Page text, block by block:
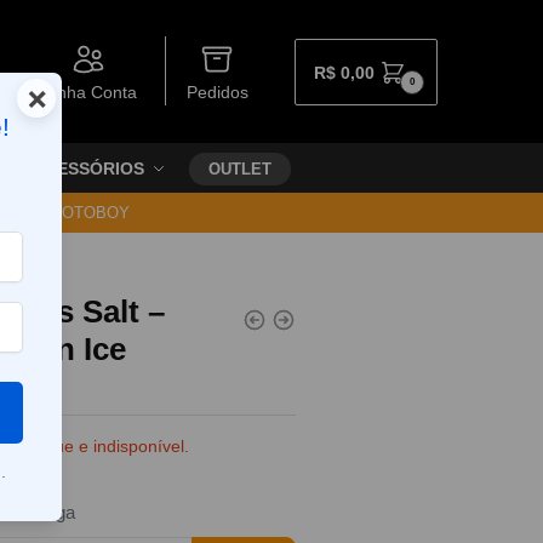
Minha Conta Pedidos
R$ 0,00 0
ACESSÓRIOS OUTLET
VIA MOTOBOY
Salt –
Ice
estoque e indisponível.
entrega
×